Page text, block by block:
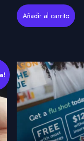
Añadir al carrito